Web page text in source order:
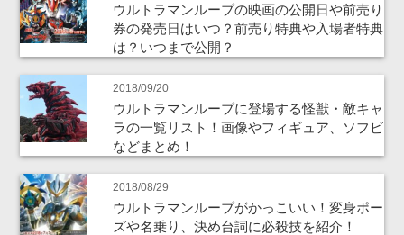
ウルトラマンルーブの映画の公開日や前売り
券の発売日はいつ？前売り特典や入場者特典
は？いつまで公開？
2018/09/20
ウルトラマンルーブに登場する怪獣・敵キャ
ラの一覧リスト！画像やフィギュア、ソフビ
などまとめ！
2018/08/29
ウルトラマンルーブがかっこいい！変身ポー
ズや名乗り、決め台詞に必殺技を紹介！